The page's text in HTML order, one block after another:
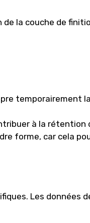
la couche de
temporairement
à la rétention
forme, car cela
Les données